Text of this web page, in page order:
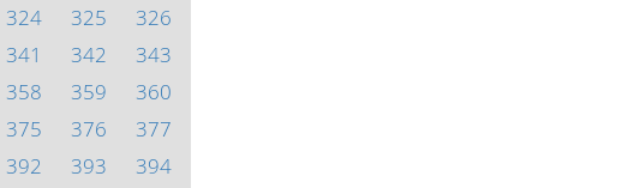
324 325
326
341 342
343
358 359
360
375 376
377
392 393
394